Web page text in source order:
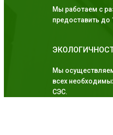
Мы работаем с
предоставить до
Мы
всех
СЭС.